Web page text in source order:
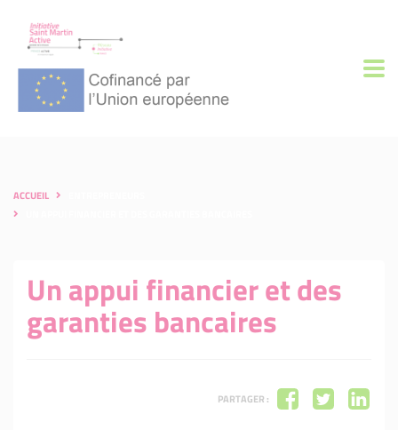
ACCUEIL
Un appui financier et des
garanties bancaires
PARTAGER :